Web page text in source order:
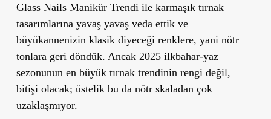
Glass Nails Manikür Trendi ile karmaşık tırnak
tasarımlarına yavaş yavaş veda ettik ve
büyükannenizin klasik diyeceği renklere, yani nötr
tonlara geri döndük. Ancak 2025 ilkbahar-yaz
sezonunun en büyük tırnak trendinin rengi değil,
bitişi olacak; üstelik bu da nötr skaladan çok
uzaklaşmıyor.